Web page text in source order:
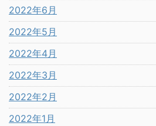
2022年6月
2022年5月
2022年4月
2022年3月
2022年2月
2022年1月